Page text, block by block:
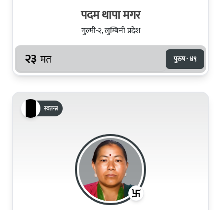
पदम थापा मगर
गुल्मी-२, लुम्बिनी प्रदेश
२३ मत पुरुष · ४९
स्वतन्त्र